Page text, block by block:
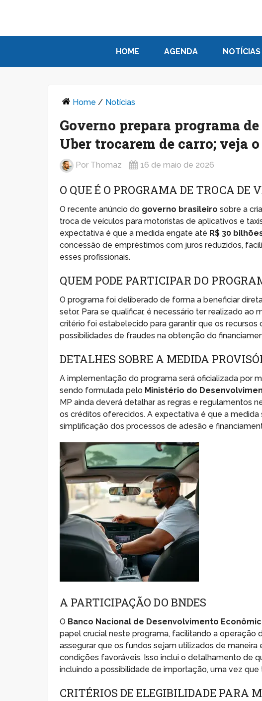
HOME AGENDA NOTÍCIAS
Home / Notícias
Governo prepara programa
Uber trocarem de carro; veja o
Por Thomaz 16 de maio de 2026
O QUE É O PROGRAMA DE TROCA DE
O recente anúncio do governo brasileiro sobre a
troca de veículos para motoristas de aplicativos e
expectativa é que a medida engate até R$ 30
concessão de empréstimos com juros reduzidos,
esses profissionais.
QUEM PODE PARTICIPAR DO
O programa foi deliberado de forma a beneficiar
setor. Para se qualificar, é necessário ter realizado ao
critério foi estabelecido para garantir que os recursos
possibilidades de fraudes na obtenção do
DETALHES SOBRE A MEDIDA
A implementação do programa será oficializada por
sendo formulada pelo Ministério do
MP ainda deverá detalhar as regras e regulamentos
os créditos oferecidos. A expectativa é que a
simplificação dos processos de adesão e
A PARTICIPAÇÃO DO BNDES
O Banco Nacional de Desenvolvimento
papel crucial neste programa, facilitando a operação
assegurar que os fundos sejam utilizados de
condições favoráveis. Isso inclui o detalhamento de
incluindo a possibilidade de importação, uma vez
CRITÉRIOS DE ELEGIBILIDADE PARA